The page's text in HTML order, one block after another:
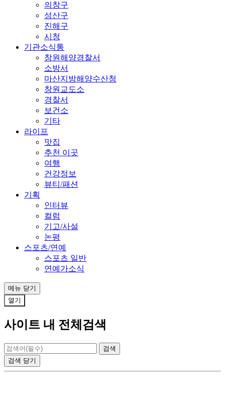
의창구
성산구
진해구
시청
기관소식통
창원해양경찰서
소방서
마산지방해양수산청
창원교도소
경찰서
보건소
기타
라이프
맛집
추천 이곳
여행
건강정보
뷰티/패션
기획
인터뷰
컬럼
기고/사설
논평
스포츠/연예
스포츠 일반
연예가소식
메뉴 닫기
열기
사이트 내 전체검색
검색 닫기